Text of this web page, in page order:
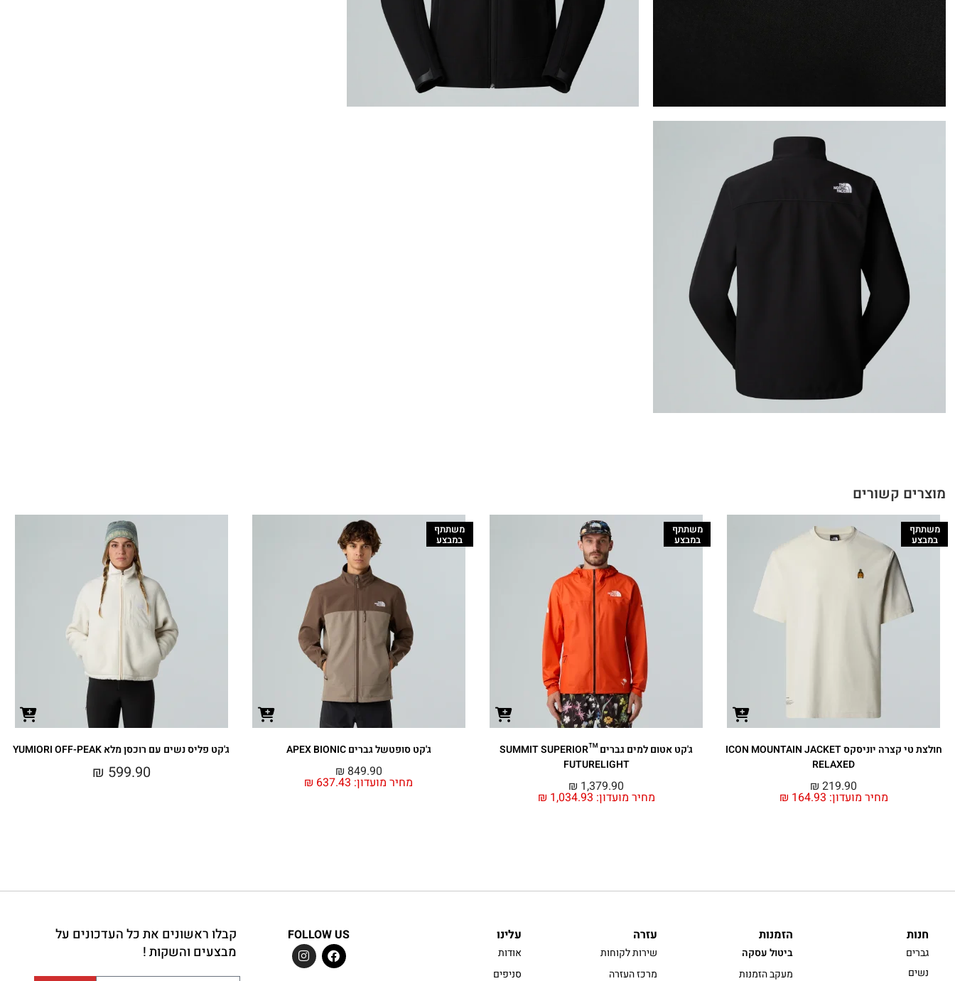
מוצרים קשורים
משתתף
במבצע
חולצת טי קצרה יוניסקס ICON MOUNTAIN JACKET
RELAXED
מחיר מועדון: ₪ 164.93
₪ 219.90
משתתף
במבצע
ג'קט אטום למים גברים ™SUMMIT SUPERIOR
FUTURELIGHT
מחיר מועדון: ₪ 1,034.93
₪ 1,379.90
משתתף
במבצע
ג'קט סופטשל גברים APEX BIONIC
מחיר מועדון: ₪ 637.43
₪ 849.90
ג'קט פליס נשים עם רוכסן מלא YUMIORI OFF-PEAK
₪ 599.90
חנות
גברים
נשים
הזמנות
ביטול עסקה
מעקב הזמנות
עזרה
שירות לקוחות
מרכז העזרה
עלינו
אודות
סניפים
FOLLOW US
קבלו ראשונים את כל העדכונים על
מבצעים והשקות !